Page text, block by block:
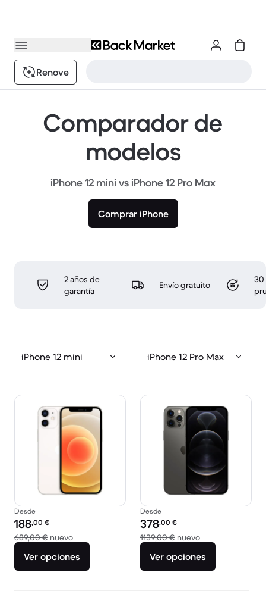
Renove
Comparador de
modelos
iPhone 12 mini vs iPhone 12 Pro Max
Comprar iPhone
2 años de
garantía
Envío gratuito
30
iPhone 12 mini iPhone 12 Pro Max
Desde
Precio reacondicionado:
188,00 €
689,00 € nuevoEl dispositivo nuevo vale 689,00 €
Ver opciones
Desde
Precio reacondicionado:
378,00 €
1139,00 € nuevoEl dispositivo
Ver opciones